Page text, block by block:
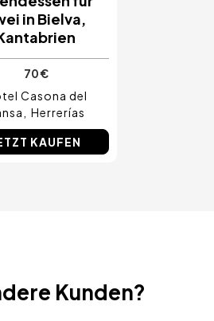
in Bielva,
70 €
Casona del
Herrerías
KAUFEN
Kunden?